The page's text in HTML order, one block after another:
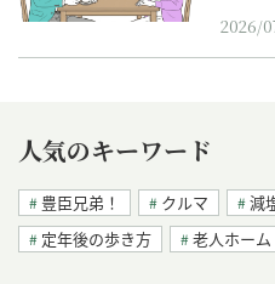
2026/
人気のキーワード
豊臣兄弟！ クルマ 減
定年後の歩き方
老人ホーム